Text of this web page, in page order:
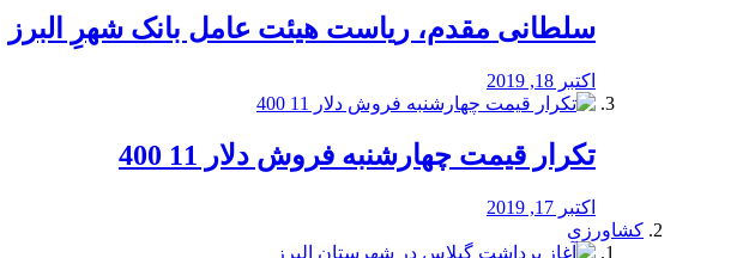
سلطانی مقدم، ریاست هیئت عامل بانک شهرِ البرز
اکتبر 18, 2019
تکرار قیمت چهارشنبه فروش دلار 11 400
اکتبر 17, 2019
کشاورزی